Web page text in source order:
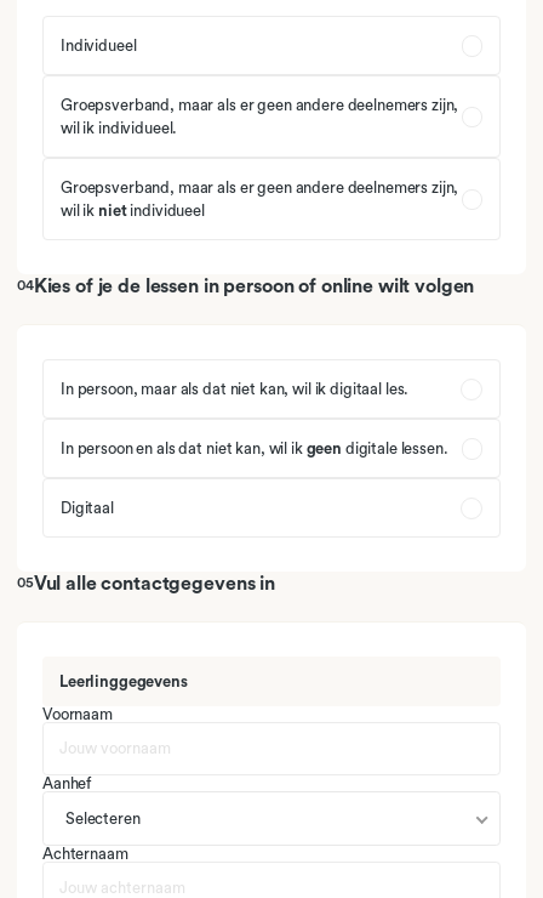
Individueel
Groepsverband, maar als er geen andere deelnemers zijn,
wil ik individueel.
Groepsverband, maar als er geen andere deelnemers zijn,
wil ik nietindividueel
04Kies of je de lessen in persoon of online wilt volgen
In persoon, maar als dat niet kan, wil ik digitaal les.
In persoon en als dat niet kan, wil ik geen digitale lessen.
Digitaal
05Vul alle contactgegevens in
Leerlinggegevens
Voornaam
Aanhef
Selecteren
Achternaam